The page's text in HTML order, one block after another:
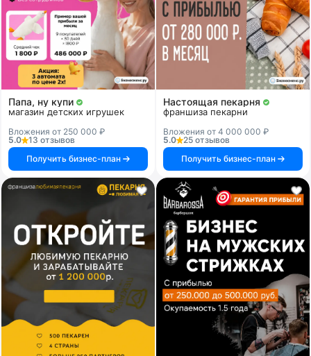
Папа, ну купи
магазин детских игрушек
Вложения от 250 000 ₽
5.0
13 отзывов
Получить бизнес-план
Настоящая пекарня
франшиза пекарни
Вложения от 4 000 000 ₽
5.0
25 отзывов
Получить бизнес-план